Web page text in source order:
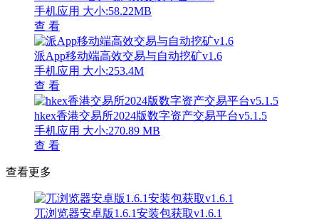
手机应用 大小:58.22MB
查 看
派App移动端高效交易与自动挖矿v1.6
手机应用 大小:253.4M
查 看
hkex香港交易所2024版数字资产交易平台v5.1.5
手机应用 大小:270.89 MB
查 看
查看更多
兀浏览器安卓版1.6.1安装包获取v1.6.1